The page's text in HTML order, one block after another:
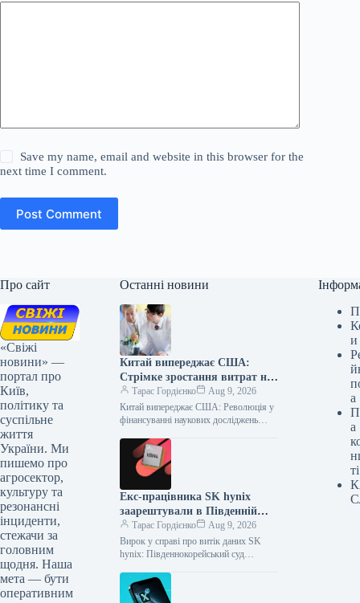
Save my name, email and website in this browser for the
next time I comment.
Post Comment
Про сайт
«Свіжі
новини» —
портал про
Київ,
політику та
суспільне
життя
України. Ми
пишемо про
агросектор,
культуру та
резонансні
інциденти,
стежачи за
головним
щодня. Наша
мета — бути
оперативним
Останні новини
Китай випереджає США:
Стрімке зростання витрат на
наукові дослідження
Тарас Гордієнко
Aug 9, 2026
Китай випереджає США: Революція у
фінансуванні наукових досліджень
вимагає значних інвестицій, і в
глобальній гонці за лідерство…
Екс-працівника SK hynix
заарештували в Південній
Кореї за передачу секретних
документів китайській
компанії
Тарас Гордієнко
Aug 9, 2026
Вирок у справі про витік даних SK
hynix: Південнокорейський суд
співробітнику Верховний суд Сеула
підтримав рішення…
и
а
а
ті